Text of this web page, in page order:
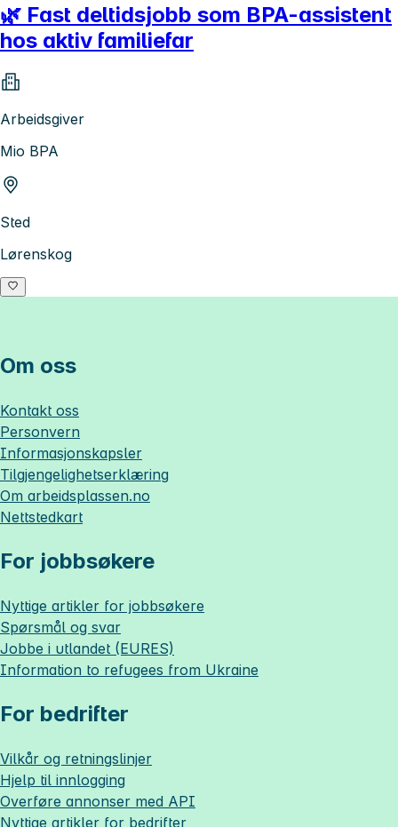
🌿 Fast deltidsjobb som BPA-assistent
hos aktiv familiefar
Arbeidsgiver
Mio BPA
Sted
Lørenskog
Om oss
Kontakt oss
Personvern
Informasjonskapsler
Tilgjengelighetserklæring
Om arbeidsplassen.no
Nettstedkart
For jobbsøkere
Nyttige artikler for jobbsøkere
Spørsmål og svar
Jobbe i utlandet (EURES)
Information to refugees from Ukraine
For bedrifter
Vilkår og retningslinjer
Hjelp til innlogging
Overføre annonser med API
Nyttige artikler for bedrifter